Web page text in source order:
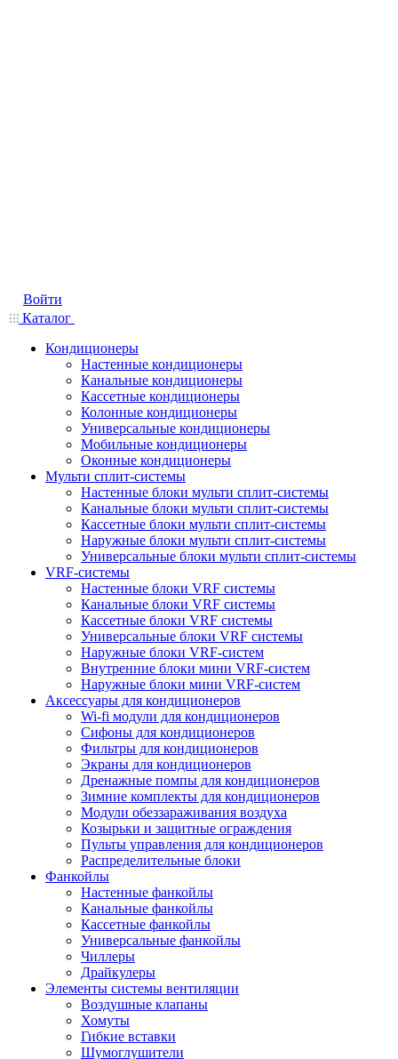
Войти
Каталог
Кондиционеры
Настенные кондиционеры
Канальные кондиционеры
Кассетные кондиционеры
Колонные кондиционеры
Универсальные кондиционеры
Мобильные кондиционеры
Оконные кондиционеры
Мульти сплит-системы
Настенные блоки мульти сплит-системы
Канальные блоки мульти сплит-системы
Кассетные блоки мульти сплит-системы
Наружные блоки мульти сплит-системы
Универсальные блоки мульти сплит-системы
VRF-системы
Настенные блоки VRF системы
Канальные блоки VRF системы
Кассетные блоки VRF системы
Универсальные блоки VRF системы
Наружные блоки VRF-систем
Внутренние блоки мини VRF-систем
Наружные блоки мини VRF-систем
Аксессуары для кондиционеров
Wi-fi модули для кондиционеров
Сифоны для кондиционеров
Фильтры для кондиционеров
Экраны для кондиционеров
Дренажные помпы для кондиционеров
Зимние комплекты для кондиционеров
Модули обеззараживания воздуха
Козырьки и защитные ограждения
Пульты управления для кондиционеров
Распределительные блоки
Фанкойлы
Настенные фанкойлы
Канальные фанкойлы
Кассетные фанкойлы
Универсальные фанкойлы
Чиллеры
Драйкулеры
Элементы системы вентиляции
Воздушные клапаны
Хомуты
Гибкие вставки
Шумоглушители